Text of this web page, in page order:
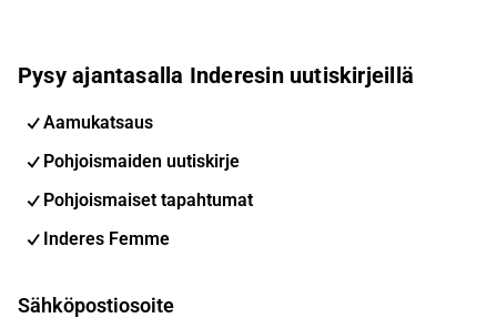
Pysy ajantasalla Inderesin uutiskirjeillä
Aamukatsaus
Pohjoismaiden uutiskirje
Pohjoismaiset tapahtumat
Inderes Femme
Sähköpostiosoite